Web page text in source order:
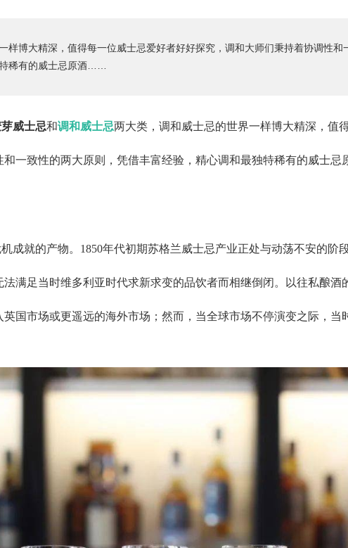
样博大精深，值得每一位威士忌爱好者好好探究，调和大师们秉持着协调性和
稀有的威士忌原酒……
威士忌和调和威士忌两大类，调和威士忌的世界一样博大精深，值
一致性的两大原则，凭借丰富经验，精心调和最独特稀有的威士忌
成就的产物。1850年代初期苏格兰威士忌产业正处与动荡不安的阶
满足当时维多利亚时代求新求变的品饮者而相继倒闭。以往私酿酒
国市场或更遥远的海外市场；然而，当全球市场不停演变之际，当